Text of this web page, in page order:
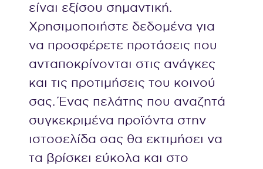
είναι εξίσου σημαντική.
Χρησιμοποιήστε δεδομένα για
να προσφέρετε προτάσεις που
ανταποκρίνονται στις ανάγκες
και τις προτιμήσεις του κοινού
σας. Ένας πελάτης που αναζητά
συγκεκριμένα προϊόντα στην
ιστοσελίδα σας θα εκτιμήσει να
τα βρίσκει εύκολα και στο